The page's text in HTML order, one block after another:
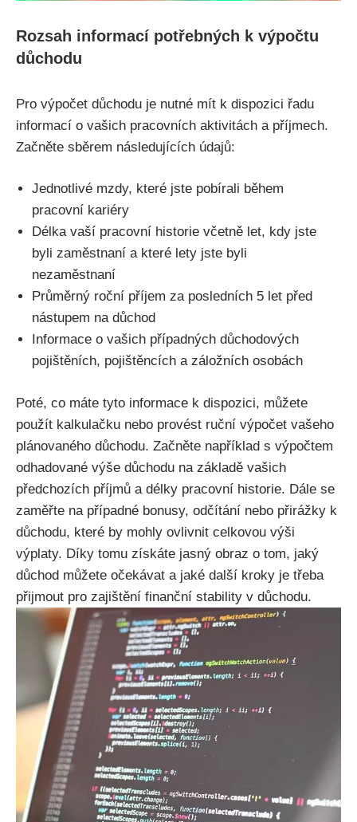
Rozsah informací potřebných k výpočtu
důchodu
Pro výpočet důchodu je nutné mít k dispozici řadu
informací o vašich pracovních aktivitách a příjmech.
Začněte sběrem následujících údajů:
Jednotlivé mzdy, které jste pobírali během
pracovní kariéry
Délka vaší pracovní historie včetně let, kdy jste
byli zaměstnaní a které lety jste byli
nezaměstnaní
Průměrný roční příjem za posledních 5 let před
nástupem na důchod
Informace o vašich případných důchodových
pojištěních, pojištěncích a záložních osobách
Poté, co máte tyto informace k dispozici, můžete
použít kalkulačku nebo provést ruční výpočet vašeho
plánovaného důchodu. Začněte například s výpočtem
odhadované výše důchodu na základě vašich
předchozích příjmů a délky pracovní historie. Dále se
zaměřte na případné bonusy, odčítání nebo přirážky k
důchodu, které by mohly ovlivnit celkovou výši
výplaty. Díky tomu získáte jasný obraz o tom, jaký
důchod můžete očekávat a jaké další kroky je třeba
přijmout pro zajištění finanční stability v důchodu.